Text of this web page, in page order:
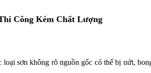
Công Kém Chất Lượng
loại sơn không rõ nguồn gốc có thể bị nứt,